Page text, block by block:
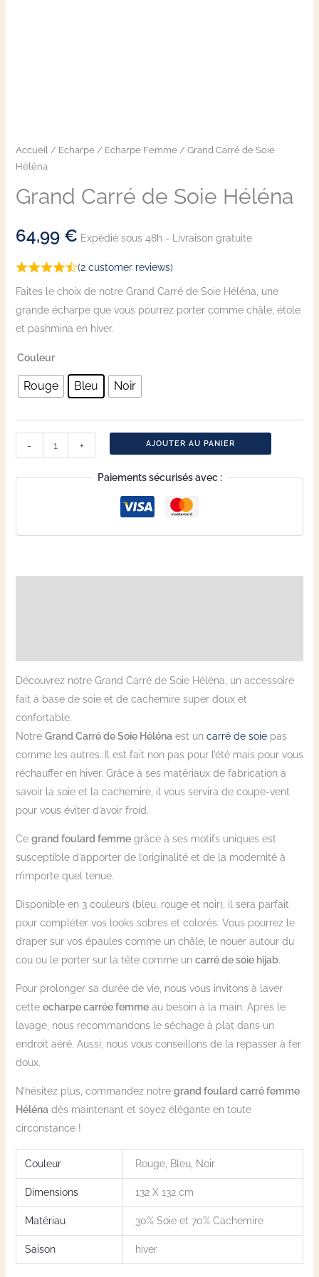
Accueil / Echarpe/ Echarpe Femme/ Grand Carré de Soie
Héléna
Grand Carré de Soie Héléna
64,99 € Expédié sous 48h - Livraison gratuite
(2 customer reviews)
Faites le choix de notre Grand Carré de Soie Héléna, une
grande écharpe que vous pourrez porter comme châle, étole
et pashmina en hiver.
Couleur
Rouge Bleu Noir
- + AJOUTER AU PANIER
Paiements sécurisés avec :
Découvrez notre Grand Carré de Soie Héléna, un accessoire
fait à base de soie et de cachemire super doux et
confortable.
Notre Grand Carré de Soie Héléna est un carré de soiepas
comme les autres. Il est fait non pas pour l’été mais pour vous
réchauffer en hiver. Grâce à ses matériaux de fabrication à
savoir la soie et la cachemire, il vous servira de coupe-vent
pour vous éviter d’avoir froid.
Ce grand foulard femmegrâce à ses motifs uniques est
susceptible d’apporter de l’originalité et de la modernité à
n’importe quel tenue.
Disponible en 3 couleurs (bleu, rouge et noir), il sera parfait
pour compléter vos looks sobres et colorés. Vous pourrez le
draper sur vos épaules comme un châle, le nouer autour du
cou ou le porter sur la tête comme un carré de soie hijab.
Pour prolonger sa durée de vie, nous vous invitons à laver
cette echarpe carrée femmeau besoin à la main. Après le
lavage, nous recommandons le séchage à plat dans un
endroit aéré. Aussi, nous vous conseillons de la repasser à fer
doux.
N’hésitez plus, commandez notre grand foulard carré femme
Héléna dès maintenant et soyez élégante en toute
circonstance !
Couleur Rouge, Bleu, Noir
Dimensions 132 X 132 cm
Matériau 30% Soie et 70% Cachemire
Saison hiver